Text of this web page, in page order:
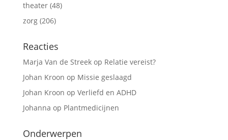
theater(48)
zorg(206)
Reacties
Marja Van de Streekop Relatie vereist?
Johan Kroon op Missie geslaagd
Johan Kroon op Verliefd en ADHD
Johanna op Plantmedicijnen
Onderwerpen